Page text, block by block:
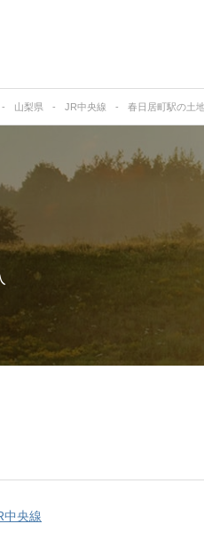
山梨県 JR中央線 春日居町駅の土
中央線